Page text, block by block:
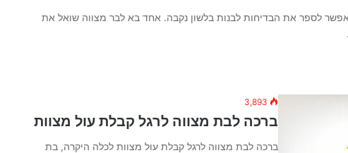
לספר את הבדיחות לבנות בלשון נקבה. אחד בא לבר מצווה שואל את
ברכה לבת מצווה לרגל קבלת עול מצוות
ברכה לבת מצווה לרגל קבלת עול מצוות לכלה היקרה, בת